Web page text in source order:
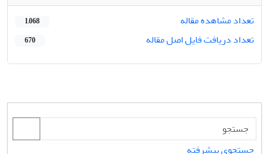
تعداد مشاهده مقاله
1,068
تعداد دریافت فایل اصل مقاله 670
جستجوی پیشرفته